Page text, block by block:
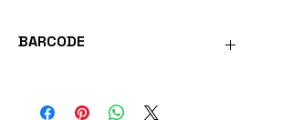
Colour 103
BARCODE